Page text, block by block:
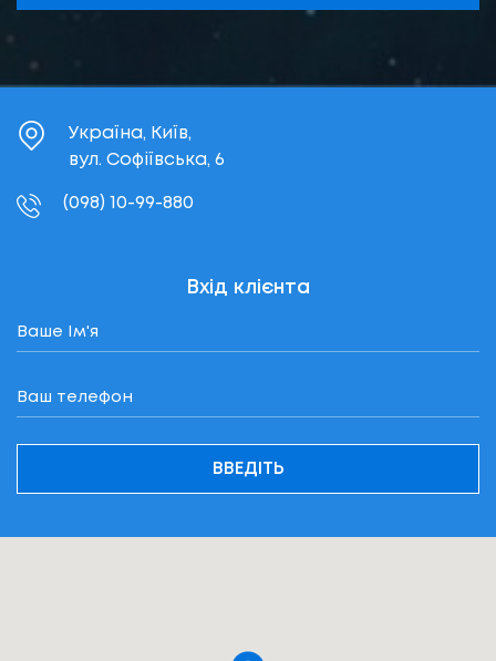
Україна, Київ,
вул. Софіївська, 6
(098) 10-99-880
Вхід клієнта
ВВЕДІТЬ